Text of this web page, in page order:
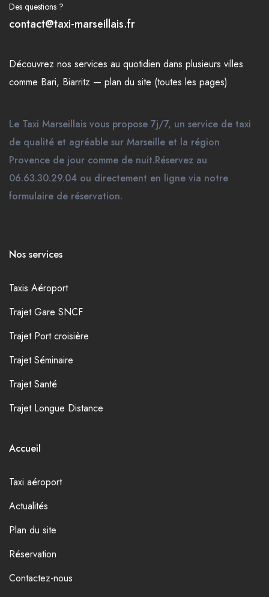
Des questions ?
contact@taxi-marseillais.fr
Découvrez nos services au quotidien dans plusieurs villes
comme Bari, Biarritz — plan du site (toutes les pages)
Le Taxi Marseillais vous propose 7j/7, un service de taxi
de qualité et agréable sur Marseille et la région
Provence de jour comme de nuit.Réservez au
06.63.30.29.04 ou directement en ligne via notre
formulaire de réservation.
Nos services
Taxis Aéroport
Trajet Gare SNCF
Trajet Port croisière
Trajet Séminaire
Trajet Santé
Trajet Longue Distance
Accueil
Taxi aéroport
Actualités
Plan du site
Réservation
Contactez-nous